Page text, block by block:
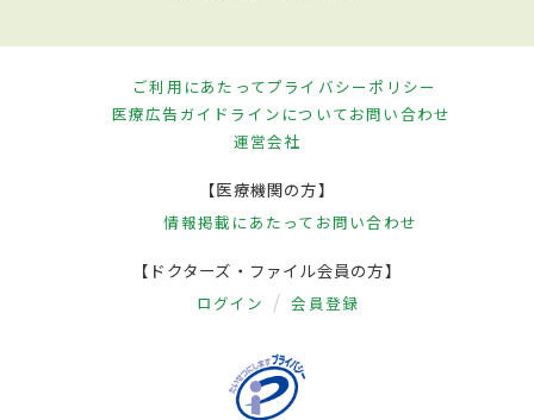
ご利用にあたってプライバシーポリシー
医療広告ガイドラインについてお問い合わせ
運営会社
【医療機関の方】
情報掲載にあたって お問い合わせ
【ドクターズ・ファイル会員の方】
ログイン 会員登録